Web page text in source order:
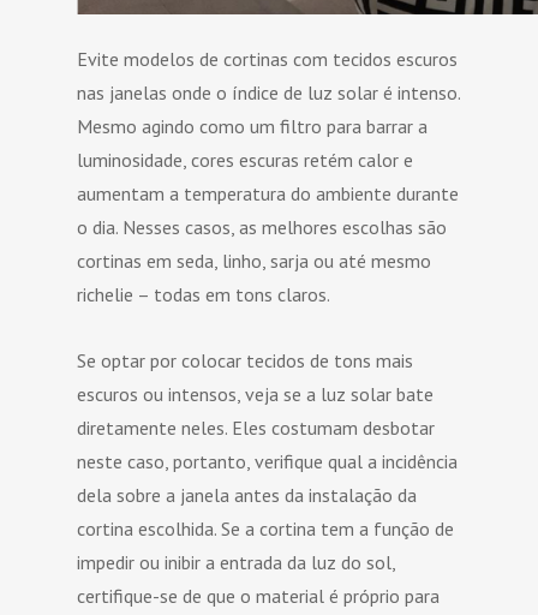
Evite modelos de cortinas com tecidos escuros
nas janelas onde o índice de luz solar é intenso.
Mesmo agindo como um filtro para barrar a
luminosidade, cores escuras retém calor e
aumentam a temperatura do ambiente durante
o dia. Nesses casos, as melhores escolhas são
cortinas em seda, linho, sarja ou até mesmo
richelie – todas em tons claros.
Se optar por colocar tecidos de tons mais
escuros ou intensos, veja se a luz solar bate
diretamente neles. Eles costumam desbotar
neste caso, portanto, verifique qual a incidência
dela sobre a janela antes da instalação da
cortina escolhida. Se a cortina tem a função de
impedir ou inibir a entrada da luz do sol,
certifique-se de que o material é próprio para